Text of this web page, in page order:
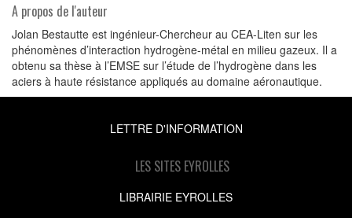
A propos de l'auteur
Jolan Bestautte est ingénieur-Chercheur au CEA-Liten sur les
phénomènes d’interaction hydrogène-métal en milieu gazeux. Il a
obtenu sa thèse à l’EMSE sur l’étude de l’hydrogène dans les
aciers à haute résistance appliqués au domaine aéronautique.
LETTRE D'INFORMATION
LES SITES EYROLLES
LIBRAIRIE EYROLLES